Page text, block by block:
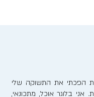
הפכתי את התשוקה שלי
אני בלוגר אוכל, מתכונאי,